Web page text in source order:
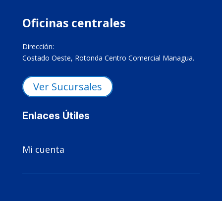
Oficinas centrales
Dirección:
Costado Oeste, Rotonda Centro Comercial Managua.
Ver Sucursales
Enlaces Útiles
Mi cuenta